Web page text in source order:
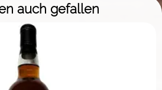
auch gefallen